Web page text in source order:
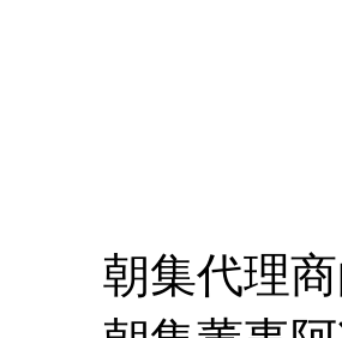
朝集代理商